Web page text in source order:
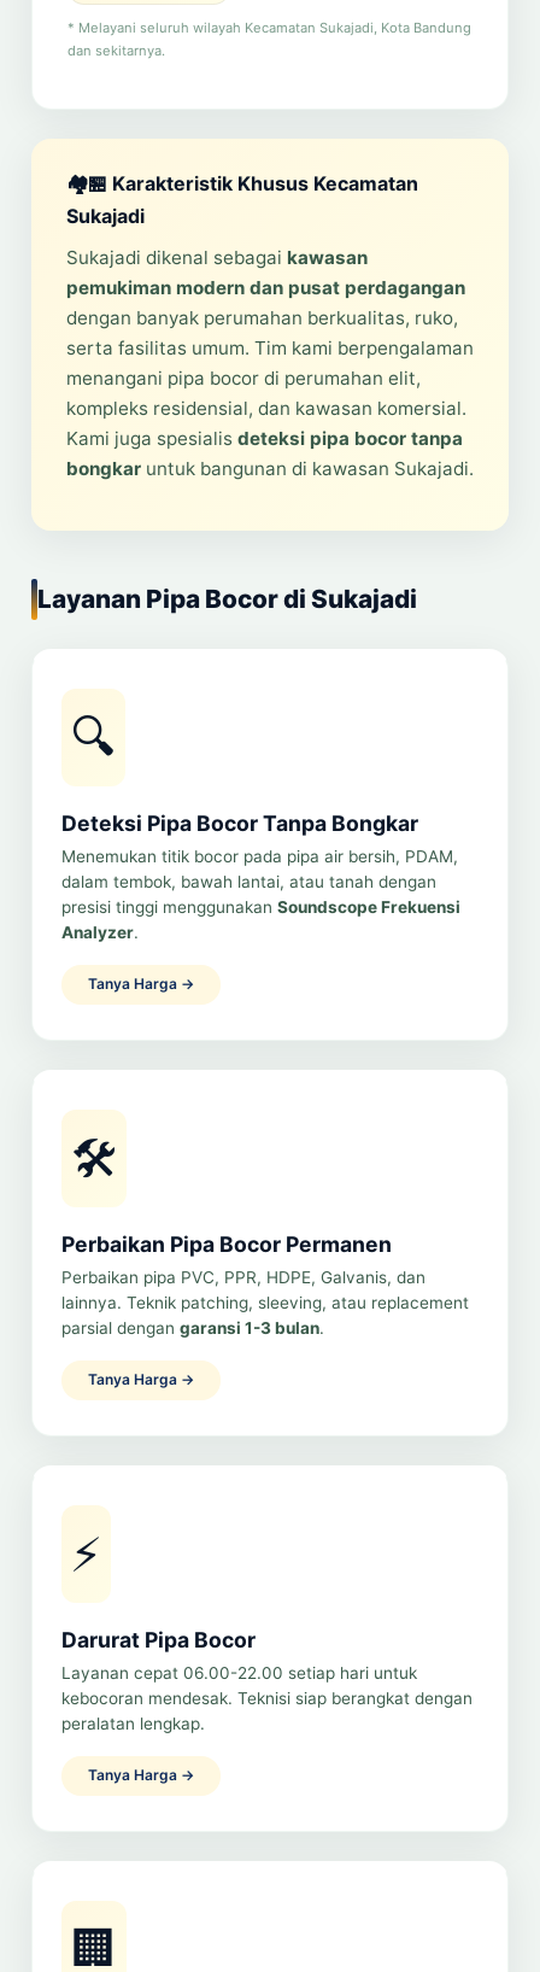
* Melayani seluruh wilayah Kecamatan Sukajadi, Kota Bandung
dan sekitarnya.
🏘️🏪 Karakteristik Khusus Kecamatan
Sukajadi
Sukajadi dikenal sebagai kawasan
pemukiman modern dan pusat perdagangan
dengan banyak perumahan berkualitas, ruko,
serta fasilitas umum. Tim kami berpengalaman
menangani pipa bocor di perumahan elit,
kompleks residensial, dan kawasan komersial.
Kami juga spesialis deteksi pipa bocor tanpa
bongkaruntuk bangunan di kawasan Sukajadi.
Layanan Pipa Bocor di Sukajadi
🔍
Deteksi Pipa Bocor Tanpa Bongkar
Menemukan titik bocor pada pipa air bersih, PDAM,
dalam tembok, bawah lantai, atau tanah dengan
presisi tinggi menggunakan Soundscope Frekuensi
Analyzer.
Tanya Harga →
🛠️
Perbaikan Pipa Bocor Permanen
Perbaikan pipa PVC, PPR, HDPE, Galvanis, dan
lainnya. Teknik patching, sleeving, atau replacement
parsial dengan garansi 1-3 bulan.
Tanya Harga →
⚡
Darurat Pipa Bocor
Layanan cepat 06.00-22.00 setiap hari untuk
kebocoran mendesak. Teknisi siap berangkat dengan
peralatan lengkap.
Tanya Harga →
🏢